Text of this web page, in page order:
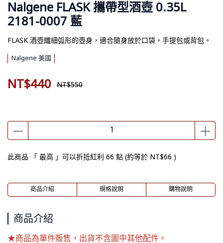
Nalgene FLASK 攜帶型酒壺 0.35L
2181-0007 藍
FLASK 酒壺纖細弧形的壺身，適合隨身放於口袋，手提包或背包。
Nalgene 美國
NT$440 NT$550
此商品 「 最高 」可以折抵紅利 66 點 (約等於 NT$66 )
商品介紹 規格說明 購物說明
商品介紹
★商品為單件販售，出貨不含圖中其他配件。